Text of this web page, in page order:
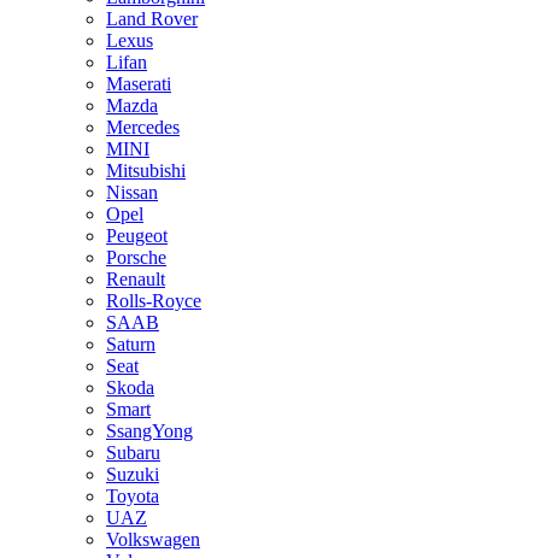
Land Rover
Lexus
Lifan
Maserati
Mazda
Mercedes
MINI
Mitsubishi
Nissan
Opel
Peugeot
Porsche
Renault
Rolls-Royce
SAAB
Saturn
Seat
Skoda
Smart
SsangYong
Subaru
Suzuki
Toyota
UAZ
Volkswagen